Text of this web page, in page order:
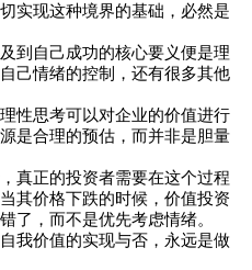
实现这种境界的基础，必然是
到自己成功的核心要义便是理
己情绪的控制，还有很多其他
性思考可以对企业的价值进行
是合理的预估，而并非是胆量
真正的投资者需要在这个过程
其价格下跌的时候，价值投资
了，而不是优先考虑情绪。
我价值的实现与否，永远是做